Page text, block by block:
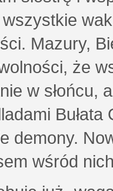
Mazury,
że
w
demony.
wśród